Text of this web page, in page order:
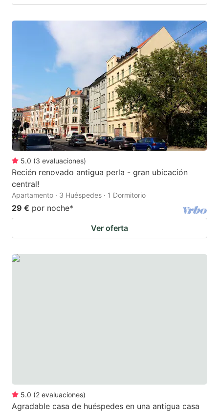
5.0 (3 evaluaciones)
Recién renovado antigua perla - gran ubicación
central!
Apartamento · 3 Huéspedes · 1 Dormitorio
29 € por noche*
Ver oferta
5.0 (2 evaluaciones)
Agradable casa de huéspedes en una antigua casa